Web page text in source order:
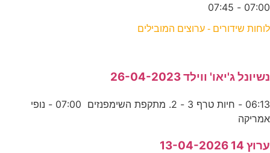
07:00 - 07:45
לוחות שידורים - ערוצים המובילים
נשיונל ג'יאו' ווילד 26-04-2023
06:13 - חיות טרף 3 - 2. מתקפת השימפנזים 07:00 - נופי
אמריקה
ערוץ 14 13-04-2026